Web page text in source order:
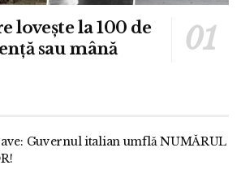
lovește la 100 de
sau mână
Guvernul italian umflă NUMĂRUL